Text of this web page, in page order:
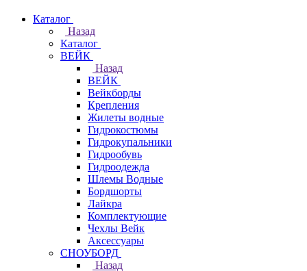
Каталог
Назад
Каталог
ВЕЙК
Назад
ВЕЙК
Вейкборды
Крепления
Жилеты водные
Гидрокостюмы
Гидрокупальники
Гидрообувь
Гидроодежда
Шлемы Водные
Бордшорты
Лайкра
Комплектующие
Чехлы Вейк
Аксессуары
СНОУБОРД
Назад